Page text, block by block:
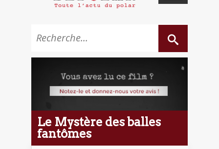
Le Mystère des balles
fantômes